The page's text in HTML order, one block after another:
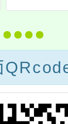
教校
112學
區域
開